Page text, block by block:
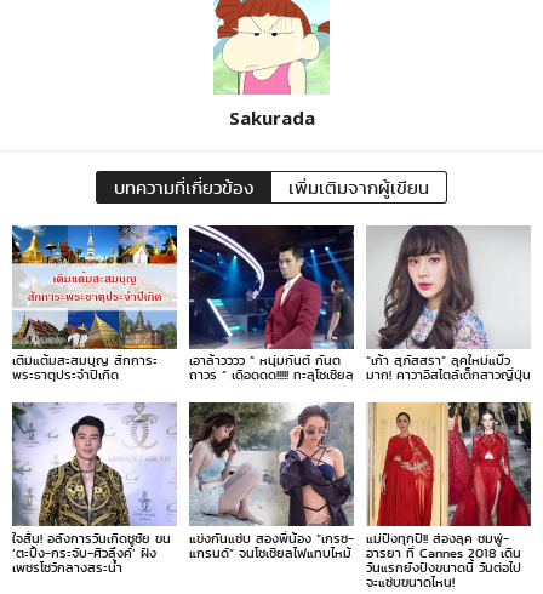
Sakurada
บทความที่เกี่ยวข้อง เพิ่มเติมจากผู้เขียน
เติมแต้มสะสมบุญ สักการะ
พระธาตุประจำปีเกิด
เอาล้าวววว ” หนุ่มกันต์ กันต
ถาวร ” เดือดดด!!!!! ทะลุโซเชียล
“เก้า สุภัสสรา” ลุคใหม่แบ๊ว
มาก! คาวาอิสไตล์เด็กสาวญี่ปุ่น
ใจสั่น! อลังการวันเกิดชูชัย ขน
‘ตะปิ้ง-กระจับ-ศิวลึงค์’ ฝัง
เพชรโชว์กลางสระน้ำ
แข่งกันแซ่บ สองพี่น้อง “เกรซ-
แกรนด์” จนโซเชียลไฟแทบไหม้
แม่ปังทุกปี!! ส่องลุค ชมพู่-
อารยา ที่ Cannes 2018 เดิน
วันแรกยังปังขนาดนี้ วันต่อไป
จะแซ่บขนาดไหน!